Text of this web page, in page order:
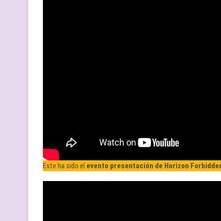
Este ha sido el evento presentación de Horizon